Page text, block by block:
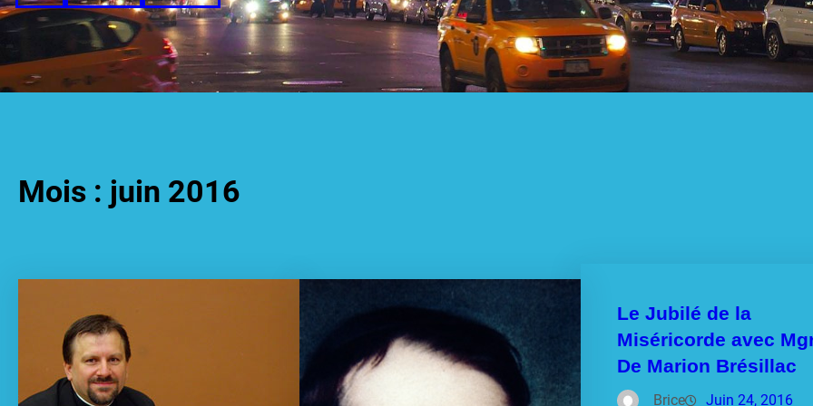
Mois : juin 2016
Le Jubilé de la
Miséricorde avec
De Marion Brésillac
Brice Juin 24, 2016